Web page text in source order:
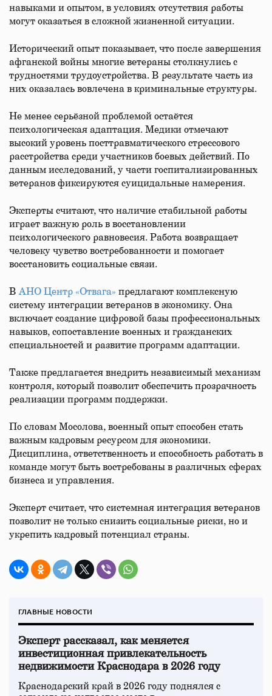
навыками и опытом, в условиях отсутствия работы
могут оказаться в сложной жизненной ситуации.
Исторический опыт показывает, что после завершения
афганской войны многие ветераны столкнулись с
трудностями трудоустройства. В результате часть из
них оказалась вовлечена в криминальные структуры.
Не менее серьёзной проблемой остаётся
психологическая адаптация. Медики отмечают
высокий уровень посттравматического стрессового
расстройства среди участников боевых действий. По
данным исследований, у части госпитализированных
ветеранов фиксируются суицидальные намерения.
Эксперты считают, что наличие стабильной работы
играет важную роль в восстановлении
психологического равновесия. Работа возвращает
человеку чувство востребованности и помогает
восстановить социальные связи.
В АНО Центр «Отвага» предлагают комплексную
систему интеграции ветеранов в экономику. Она
включает создание цифровой базы профессиональных
навыков, сопоставление военных и гражданских
специальностей и развитие программ адаптации.
Также предлагается внедрить независимый механизм
контроля, который позволит обеспечить прозрачность
реализации программ поддержки.
По словам Мосолова, военный опыт способен стать
важным кадровым ресурсом для экономики.
Дисциплина, ответственность и способность работать в
команде могут быть востребованы в различных сферах
бизнеса и управления.
Эксперт считает, что системная интеграция ветеранов
позволит не только снизить социальные риски, но и
укрепить кадровый потенциал страны.
ГЛАВНЫЕ НОВОСТИ
Эксперт рассказал, как меняется
инвестиционная привлекательность
недвижимости Краснодара в 2026 году
Краснодарский край в 2026 году поднялся с